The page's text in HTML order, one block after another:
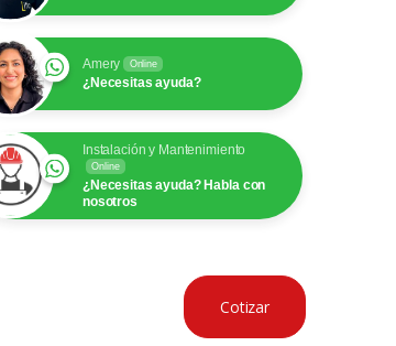
Amery Online
¿Necesitas ayuda?
Instalación y Mantenimiento
Online
¿Necesitas ayuda? Habla con
nosotros
Cotizar